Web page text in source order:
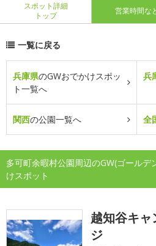
スポット詳細
トップ
営業時間な
一覧に戻る
兵庫県のGWおでかけスポッ
ト一覧へ
兵
関西の公園一覧へ 全
多可町余暇村公園周辺のGW(ゴール
けスポット
越知谷キャ
ジ